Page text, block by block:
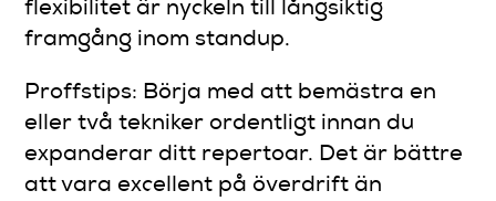
flexibilitet är nyckeln till långsiktig
framgång inom standup.
Proffstips: Börja med att bemästra en
eller två tekniker ordentligt innan du
expanderar ditt repertoar. Det är bättre
att vara excellent på överdrift än